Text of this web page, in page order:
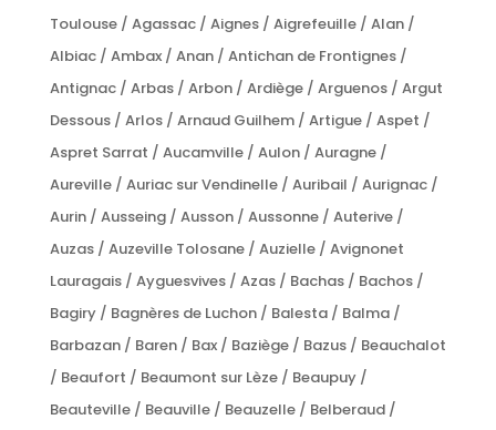
Toulouse / Agassac / Aignes / Aigrefeuille / Alan /
Albiac / Ambax / Anan / Antichan de Frontignes /
Antignac / Arbas / Arbon / Ardiège / Arguenos / Argut
Dessous / Arlos / Arnaud Guilhem / Artigue / Aspet /
Aspret Sarrat / Aucamville / Aulon / Auragne /
Aureville / Auriac sur Vendinelle / Auribail / Aurignac /
Aurin / Ausseing / Ausson / Aussonne / Auterive /
Auzas / Auzeville Tolosane / Auzielle / Avignonet
Lauragais / Ayguesvives / Azas / Bachas / Bachos /
Bagiry / Bagnères de Luchon / Balesta / Balma /
Barbazan / Baren / Bax / Baziège / Bazus / Beauchalot
/ Beaufort / Beaumont sur Lèze / Beaupuy /
Beauteville / Beauville / Beauzelle / Belberaud /